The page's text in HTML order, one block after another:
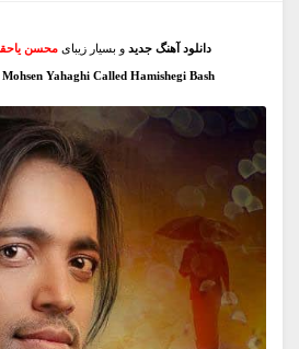
دانلود آهنگ جدیدو بسیار زیبایمحسن
Mohsen Yahaghi Called Hamishegi Bash